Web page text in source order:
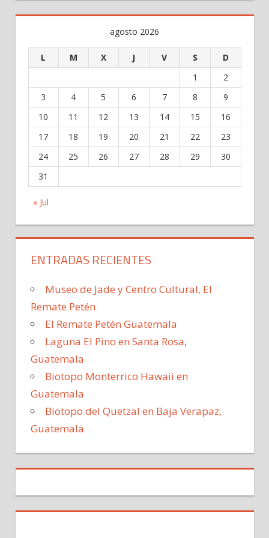
agosto 2026
L M X J V S D
« Jul
1
2
3
4 5 6 7 8
9
10
11 12 13 14 15
16
17
18 19 20 21 22
23
24
25 26 27 28 29
30
31
ENTRADAS RECIENTES
Museo de Jade y Centro Cultural, El
Remate Petén
El Remate Petén Guatemala
Laguna El Pino en Santa Rosa,
Guatemala
Biotopo Monterrico Hawaii en
Guatemala
Biotopo del Quetzal en Baja Verapaz,
Guatemala